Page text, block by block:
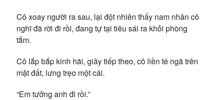
Cô xoay người ra sau, lại đột nhiên thấy nam nhân cô
nghĩ đã rời đi rồi, đang tự tại tiêu sái ra khỏi phòng
tắm.
Cô lắp bắp kinh hãi, giây tiếp theo, cô liền té ngã trên
mặt đất, lưng trẹo một cái.
“Em tưởng anh đi rồi.”